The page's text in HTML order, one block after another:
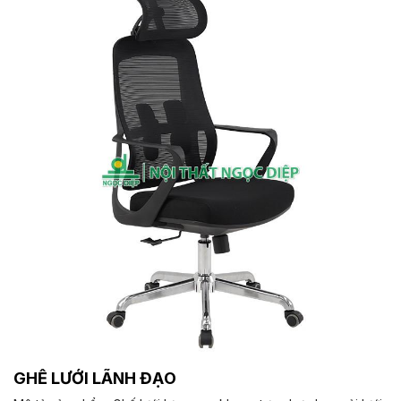
ngả. Chân ghế được làm từ thép mạ, đảm bảo tính bền vững và
thẩm mỹ.( Sản phẩm nhập khẩu ) Màu sắc: Tùy chọn Chất liệu:
Ghế lãnh đạo cao cấp có khung cốt gỗ, đệm tựa được bọc
bằng chất liệu giả da cao cấp Kiểu dáng Kiểu dáng hiện đại
thiết kế đơn giản và sang trọng Bảo hành: theo tiêu chuẩn NSX
GHẾ LƯỚI LÃNH ĐẠO